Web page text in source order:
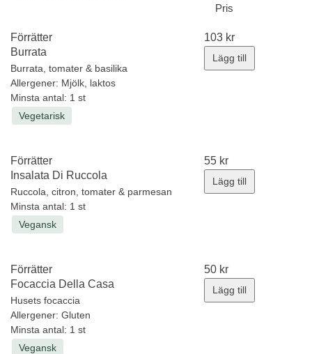
Pris
Förrätter
Burrata
Burrata, tomater & basilika
Allergener: Mjölk, laktos
Minsta antal: 1 st
Vegetarisk
103 kr
Lägg till
Förrätter
Insalata Di Ruccola
Ruccola, citron, tomater & parmesan
Minsta antal: 1 st
Vegansk
55 kr
Lägg till
Förrätter
Focaccia Della Casa
Husets focaccia
Allergener: Gluten
Minsta antal: 1 st
Vegansk
50 kr
Lägg till